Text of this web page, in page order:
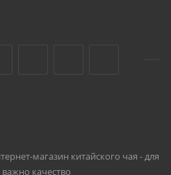
магазин китайского чая - для
качество